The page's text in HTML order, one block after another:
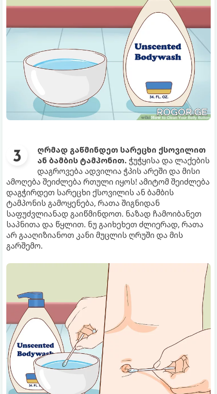
ღრმად გაწმინდეთ სარეცხი ქსოვილით
ან ბამბის ტამპონით. ჭუჭყისა და ლაქების
დაგროვება ადვილია ჭპის არეში და მისი
ამოღება შეიძლება რთული იყოს! ამიტომ შეიძლება
დაგჭირდეთ სარეცხი ქსოვილის ან ბამბის
ტამპონის გამოყენება, რათა შიგნიდან
საფუძვლიანად გაიწმინდოთ. ნაზად ჩამოიბანეთ
საპნითა და წყლით. ნუ გაიხეხეთ ძლიერად, რათა
არ გააღიზიანოთ კანი მუცლის ღრუში და მის
გარშემო.